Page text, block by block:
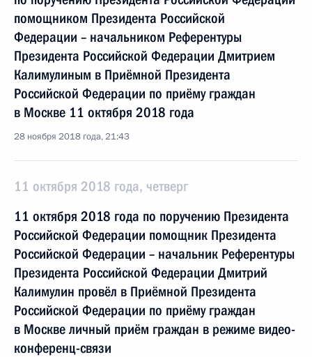
помощником Президента Российской
Федерации – начальником Референтуры
Президента Российской Федерации Дмитрием
Калимулиным в Приёмной Президента
Российской Федерации по приёму граждан
в Москве 11 октября 2018 года
28 ноября 2018 года, 21:43
11 октября 2018 года, четверг
11 октября 2018 года по поручению Президента
Российской Федерации помощник Президента
Российской Федерации – начальник Референтуры
Президента Российской Федерации Дмитрий
Калимулин провёл в Приёмной Президента
Российской Федерации по приёму граждан
в Москве личный приём граждан в режиме видео-
конференц-связи